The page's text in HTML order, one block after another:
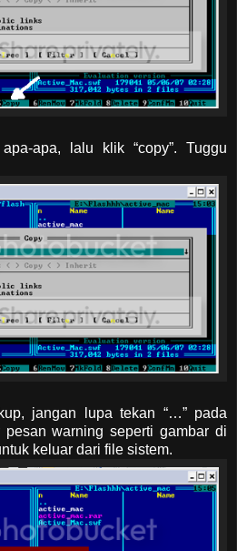
apa, lalu klik “copy”. Tuggu
jangan lupa tekan “…” pada
warning seperti gambar di
keluar dari file sistem.